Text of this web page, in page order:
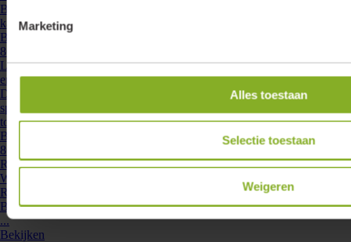
Marketing
Alles toestaan
Selectie toestaan
Weigeren
Bonnita lichtbronnen. Aluminium behuizing en volledig naar wens
kantelbaar. ...
Bekijken
860306
Lumiko mini led driver dimbaar 8W-700mA met externe aansluitbox
en enkelvoudige plug and play connector | 860306
Dimbare minidriver voor het snel en eenvoudig aansluiten van Lumiko
spots. Door het kleine formaat van deze driver is deze vrijwel overal
toepasbaar. De driver past ...
Bekijken
863910
Rond inbouw armatuur voor MR16, Venice of Bonnita lichtbronnen,
Wit
Rond inbouw armatuur voor MR-16 (GU10 en GU5.3) Venice en
Bonnita lichtbronnen. Wit gespoten en volledig naar wens kantelbaar.
...
Bekijken